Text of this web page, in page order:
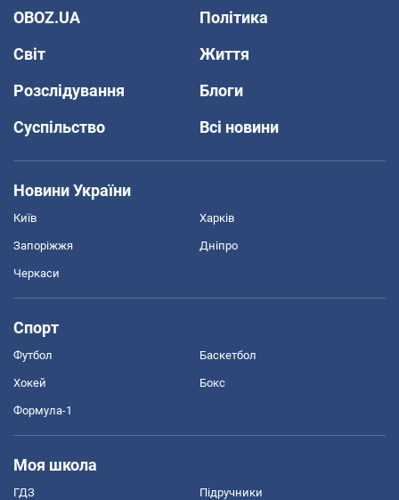
OBOZ.UA
Політика
Світ
Життя
Розслідування
Блоги
Суспільство
Всі новини
Новини України
Київ Харків
Запоріжжя Дніпро
Черкаси
Спорт
Футбол Баскетбол
Хокей Бокс
Формула-1
Моя школа
ГДЗ Підручники